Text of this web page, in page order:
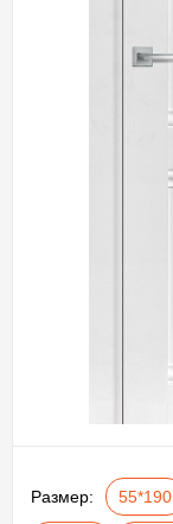
Размер: 55*190